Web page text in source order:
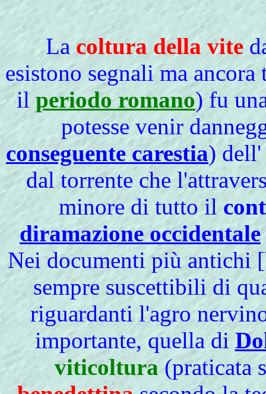
La coltura della vite
esistono segnali ma
ilperiodo romano) fu
potesse venir
conseguente carestia) dell'
dal torrente che
minore di tutto il
diramazione occidentale
Nei documenti più antichi
sempre suscettibili di
riguardanti l'agro
importante, quella di
viticoltura(praticata